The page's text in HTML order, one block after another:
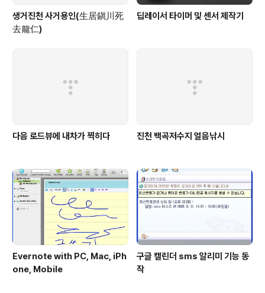
생거진천 사거용인(生居鎭川死
去龍仁)
딥레이서 타이머 및 센서 제작기
다음 로드뷰에 내차가 찍히다 진천 백곡저수지 얼음낚시
Evernote with PC, Mac, iPh
one, Mobile
구글 캘린더 sms 알리미 기능 동
작